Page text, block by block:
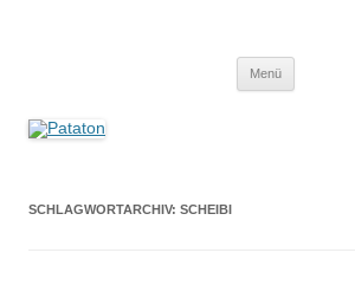
Menü
SCHLAGWORTARCHIV: SCHEIBI